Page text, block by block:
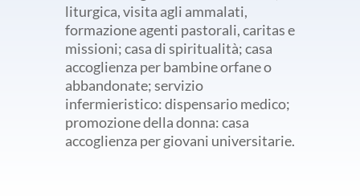
liturgica, visita agli ammalati,
formazione agenti pastorali, caritas e
missioni; casa di spiritualità; casa
accoglienza per bambine orfane o
abbandonate; servizio
infermieristico: dispensario medico;
promozione della donna: casa
accoglienza per giovani universitarie.